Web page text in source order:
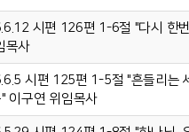
시편 126편 1-6절 "다시 한
목사
시편 125편 1-5절 "흔들리는
이구연 위임목사